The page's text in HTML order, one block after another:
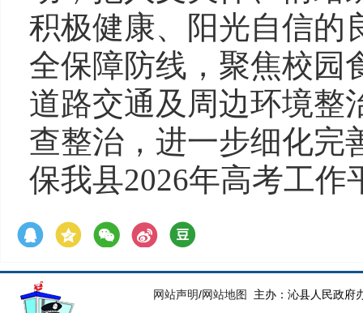
积极健康、阳光自信的
全保障防线，聚焦校园
道路交通及周边环境整
查整治，进一步细化完
保我县2026年高考工
网站声明/网站地图
主办：沁县人民政府